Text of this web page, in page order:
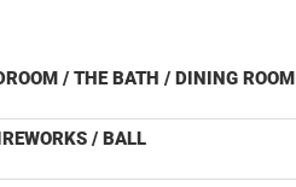
/ THE BATH / DINING ROOM
/ BALL